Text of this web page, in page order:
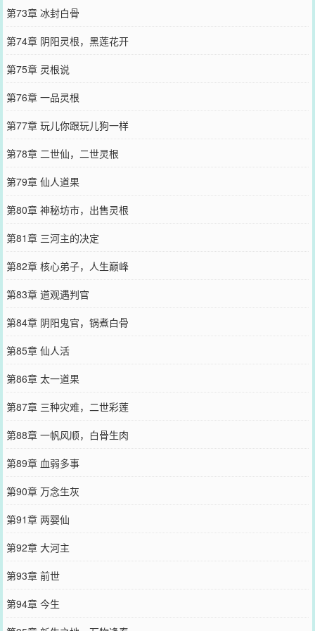
第73章 冰封白骨
第74章 阴阳灵根，黑莲花开
第75章 灵根说
第76章 一品灵根
第77章 玩儿你跟玩儿狗一样
第78章 二世仙，二世灵根
第79章 仙人道果
第80章 神秘坊市，出售灵根
第81章 三河主的决定
第82章 核心弟子，人生巅峰
第83章 道观遇判官
第84章 阴阳鬼官，锅煮白骨
第85章 仙人活
第86章 太一道果
第87章 三种灾难，二世彩莲
第88章 一帆风顺，白骨生肉
第89章 血弱多事
第90章 万念生灰
第91章 两婴仙
第92章 大河主
第93章 前世
第94章 今生